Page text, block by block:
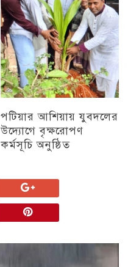
পটিয়ার আশিয়ায় যুবদলের
উদ্যোগে বৃক্ষরোপণ
কর্মসূচি অনুষ্ঠিত